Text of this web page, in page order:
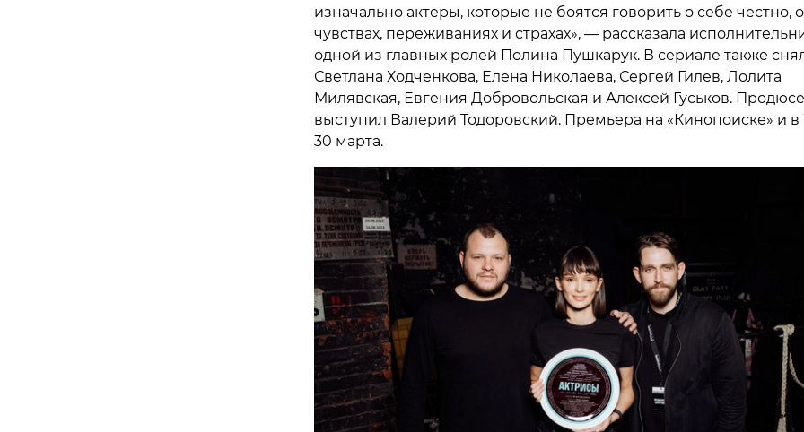
изначально актеры, которые не боятся говорить о себе честно,
чувствах, переживаниях и страхах», — рассказала
одной из главных ролей Полина Пушкарук. В сериале также
Светлана Ходченкова, Елена Николаева, Сергей Гилев, Лолита
Милявская, Евгения Добровольская и Алексей Гуськов.
выступил Валерий Тодоровский. Премьера на «Кинопоиске» и
30 марта.